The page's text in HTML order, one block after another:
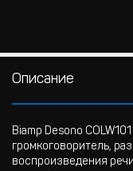
Описание
Biamp Desono
громкоговоритель,
воспроизведения